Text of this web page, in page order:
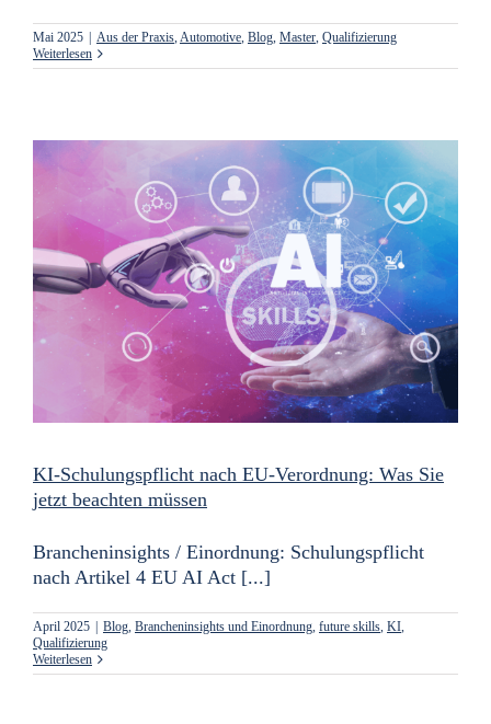
Mai 2025 | Aus der Praxis Automotive Blog Master Qualifizierung
Weiterlesen
KI-Schulungspflicht nach EU-Verordnung: Was Sie
jetzt beachten müssen
Brancheninsights / Einordnung: Schulungspflicht
nach Artikel 4 EU AI Act [...]
April 2025 Blog, Brancheninsights und Einordnung, future skills, KI,
Qualifizierung
Weiterlesen